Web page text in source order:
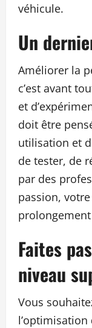
véhicule.
Un
Améliorer la
c’est avant
et
doit être
utilisation et
de tester, de
par des
passion,
Faites
niveau
Vous